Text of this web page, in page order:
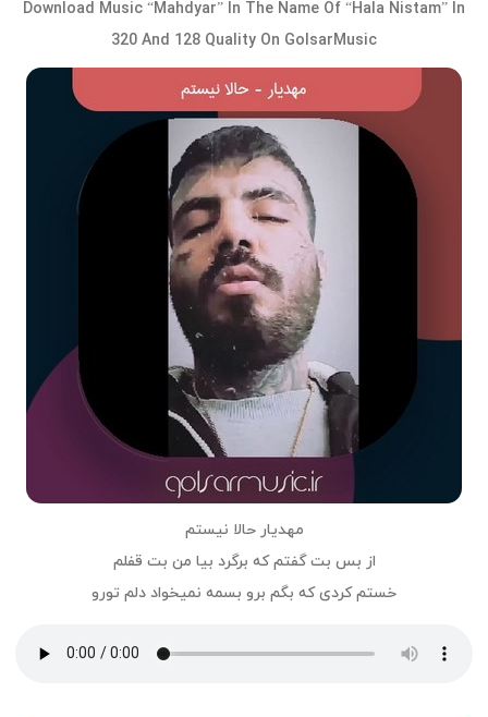
Download Music “Mahdyar” In The Name Of “Hala Nistam” In
320 And 128 Quality On GolsarMusic
مهدیار حالا نیستم
از بس بت گفتم که برگرد بیا من بت قفلم
خستم کردی که بگم برو بسمه نمیخواد دلم تورو